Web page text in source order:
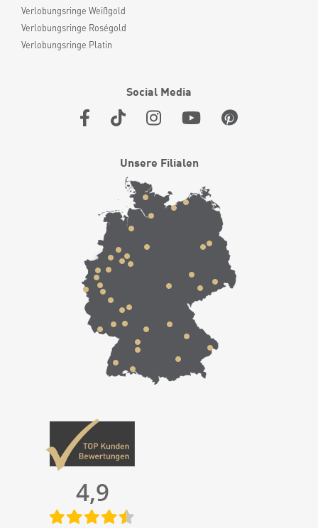
Verlobungsringe Weißgold
Verlobungsringe Roségold
Verlobungsringe Platin
Social Media
Unsere Filialen
4,9